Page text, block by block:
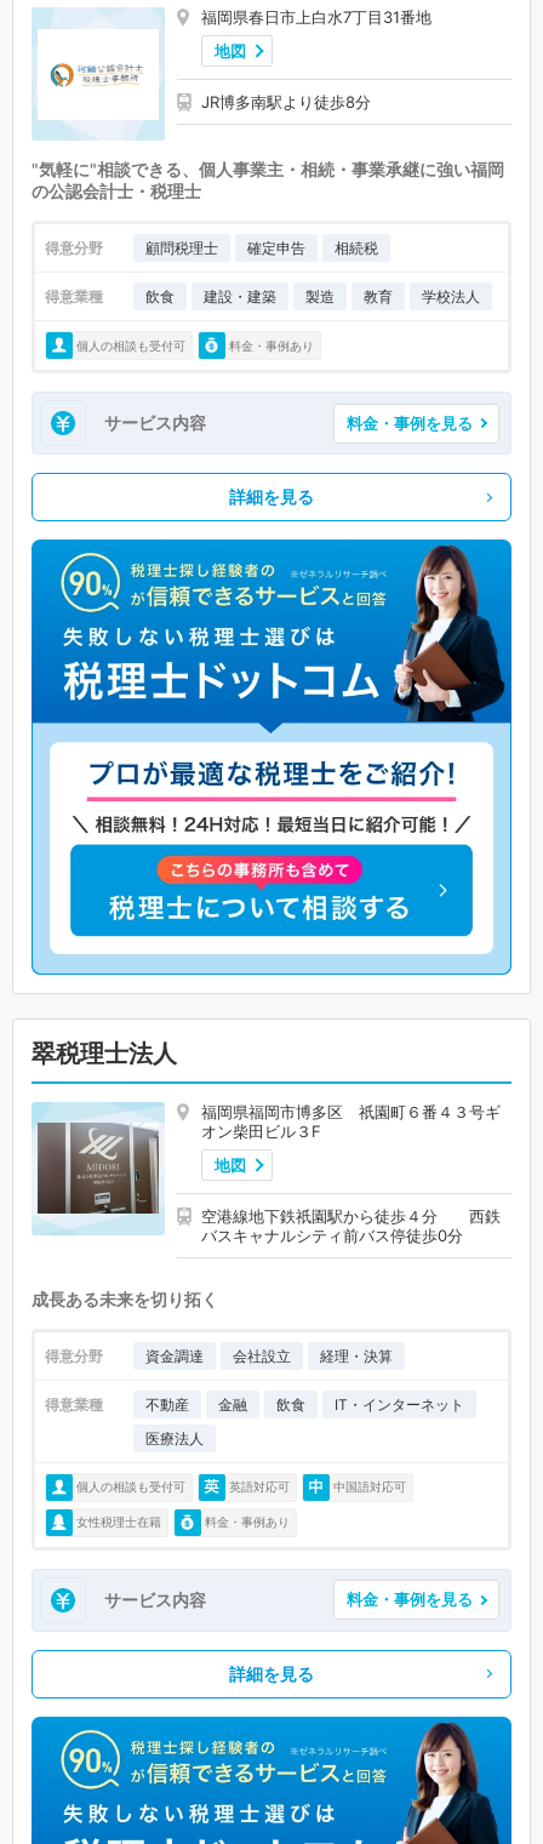
福岡県春日市上白水7丁目31番地
地図
JR博多南駅より徒歩8分
"気軽に"相談できる、個人事業主・相続・事業承継に強い福岡
の公認会計士・税理士
得意分野 顧問税理士 確定申告 相続税
得意業種 飲食 建設・建築 製造 教育 学校法人
個人の相談も受付可 料金・事例あり
サービス内容 料金・事例を見る
詳細を見る
翠税理士法人
福岡県福岡市博多区 祇園町６番４３号ギ
オン柴田ビル３F
地図
空港線地下鉄祇園駅から徒歩４分 西鉄
バスキャナルシティ前バス停徒歩0分
成長ある未来を切り拓く
得意分野 資金調達 会社設立 経理・決算
得意業種 不動産 金融 飲食
IT・インターネット
医療法人
個人の相談も受付可 英語対応可 中国語対応可
女性税理士在籍 料金・事例あり
サービス内容 料金・事例を見る
詳細を見る